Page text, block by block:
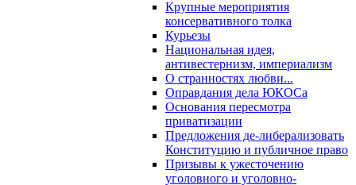
Крупные мероприятия
консервативного толка
Курьезы
Национальная идея,
антивестернизм, империализм
О странностях любви...
Оправдания дела ЮКОСа
Основания пересмотра
приватизации
Предложения де-либерализовать
Конституцию и публичное право
Призывы к ужесточению
уголовного и уголовно-